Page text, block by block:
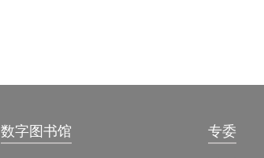
数字图书馆 专委